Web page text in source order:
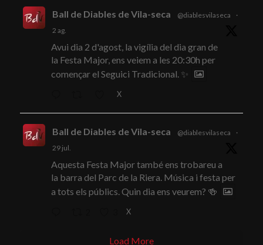
Ball de Diables de Vila-seca @diablesvilaseca
·
2 ag.
Avui dia 2 d'agost, la vigília del dia gran de
la Festa Major, ens veiem a les 20:30h per
començar el Seguici Tradicional. ✨
X
Ball de Diables de Vila-seca @diablesvilaseca
·
29 jul.
Aquesta Festa Major també ens trobareu a
la barra del Parc de la Riera. Música i festa per
a tots els públics. Quin dia ens veurem? 🍻
X
Load More